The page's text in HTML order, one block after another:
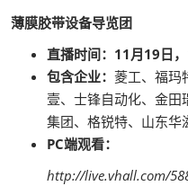
薄膜胶带设备导览团
直播时间：11月19日
包含企业： 菱工、福玛
壹、士锋自动化、金田
集团、格锐特、山东华
PC端观看：
http://live.vhall.com/